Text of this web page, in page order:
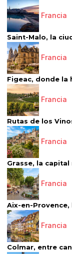
Francia
Saint-Malo, la
Francia
Figeac, donde la
Francia
Rutas de los
Francia
Grasse, la
Francia
Aix-en-
Francia
Colmar, entre